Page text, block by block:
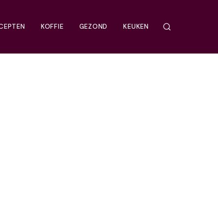
KOFFIE GEZOND KEUKEN